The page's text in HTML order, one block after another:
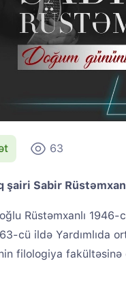
63
şairi Sabir
Rüstəmxanlı 1946-
cü ildə Yardımlıda
filologiya